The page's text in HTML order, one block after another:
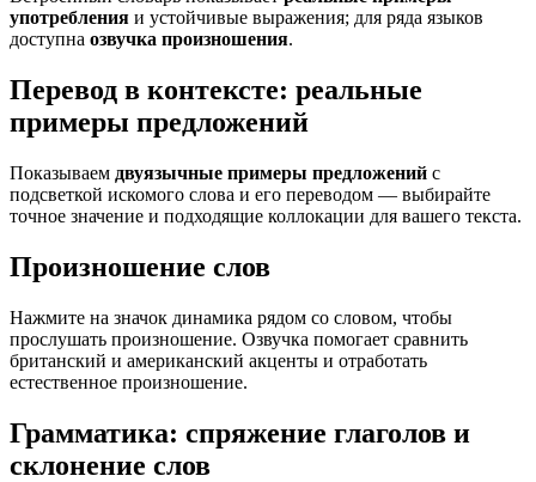
употребления и устойчивые выражения; для ряда языков
доступна озвучка произношения.
Перевод в контексте: реальные
примеры предложений
Показываем двуязычные примеры предложений с
подсветкой искомого слова и его переводом — выбирайте
точное значение и подходящие коллокации для вашего текста.
Произношение слов
Нажмите на значок динамика рядом со словом, чтобы
прослушать произношение. Озвучка помогает сравнить
британский и американский акценты и отработать
естественное произношение.
Грамматика: спряжение глаголов и
склонение слов